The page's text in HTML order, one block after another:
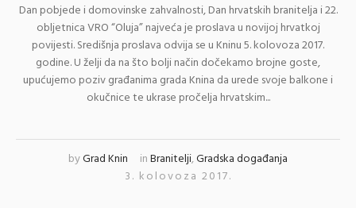
Dan pobjede i domovinske zahvalnosti, Dan hrvatskih branitelja i 22.
obljetnica VRO “Oluja” najveća je proslava u novijoj hrvatkoj
povijesti. Središnja proslava odvija se u Kninu 5. kolovoza 2017.
godine. U želji da na što bolji način dočekamo brojne goste,
upućujemo poziv građanima grada Knina da urede svoje balkone i
okučnice te ukrase pročelja hrvatskim...
byGrad Knin inBranitelji,Gradska događanja
3. kolovoza 2017.